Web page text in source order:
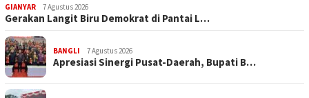
GIANYAR 7 Agustus 2026
Gerakan Langit Biru Demokrat di Pantai L…
BANGLI 7 Agustus 2026
Apresiasi Sinergi Pusat-Daerah, Bupati B…